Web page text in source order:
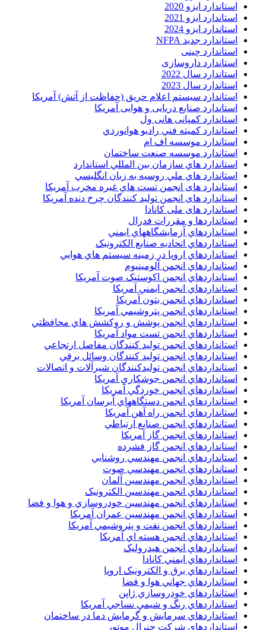
استاندارد ایزو 2020
استاندارد ایزو 2021
استاندارد ایزو 2024
استاندارد جدید NFPA
استاندارد چینی
استاندارد داروسازی
استاندارد سال 2022
استاندارد سال 2023
استاندارد سیستم اعلام حریق (حفاظت از آتش) آمریکا
استاندارد صنایع دریایی و هوایی آمریکا
استاندارد کمپانی هانی ول
استاندارد کميته فني راديو هوانوردي
استاندارد موسسه اف ام
استاندارد موسسه صنعت ساختمان
استاندارد هاي سازمان بين المللي استاندارد
استاندارد هاي ملي روسيه به زبان انگليسي
استاندارد های انجمن تست هاي غيره مخرب آمريکا
استاندارد های انجمن توليد کنندگان چرخ دنده آمريکا
استاندارد های ملی کانادا
استانداردها و مقررات فدرال
استانداردهاي آزمايشگاههاي ايمني
استانداردهاي اتحاديه صنايع الکترونبک
استانداردهاي اروپا در زمينه سيستم هاي هوايي
استانداردهاي انجمن آلومينيوم
استانداردهاي انجمن اکوستيک صوت آمريکا
استانداردهاي انجمن ايمني آمريکا
استانداردهاي انجمن بتون آمريکا
استانداردهاي انجمن پتروشيمي آمريکا
استانداردهاي انجمن پوشش و روکشش هاي محافظتي
استانداردهاي انجمن تست مواد آمريکا
استانداردهاي انجمن توليد کنندگان مفاصل ارتجاعي
استانداردهاي انجمن توليد کنندگان وسائل برقي
استانداردهاي انجمن توليدکنندگان شيرآلات و اتصالات
استانداردهاي انجمن جوشکاري آمريکا
استانداردهاي انجمن خوردگي آمريکا
استانداردهاي انجمن دستگاههاي آبرسان آمريکا
استانداردهاي انجمن راه آهن آمريکا
استانداردهاي انجمن صنايع ارتباطي
استانداردهاي انجمن گاز آمريکا
استانداردهاي انجمن گاز فشرده
استانداردهاي انجمن مهندسي روشنايي
استانداردهاي انجمن مهندسي صوت
استانداردهاي انجمن مهندسين آلمان
استانداردهاي انجمن مهندسين الکترونيک
استانداردهاي انجمن مهندسين خودروسازي و هوا و فضا
استانداردهاي انجمن مهندسين عمران آمريکا
استانداردهاي انجمن نفت و پتروشيمي آمريکا
استانداردهاي انجمن هسته اي آمريکا
استانداردهاي انجمن هيدروليک
استانداردهاي ايمني کانادا
استانداردهاي برق و الکترونبک اروپا
استانداردهاي جهاني هوا و فضا
استانداردهاي خودروسازي ژاپن
استانداردهاي رنگ و شيمي نساجي آمريکا
استانداردهاي سرمايش و گرمايش دما در ساختمان
استانداردهاي شرکت جنرال موتور